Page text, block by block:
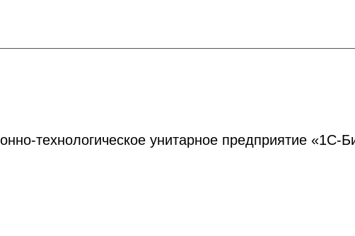
технологическое унитарное предприятие «1С-